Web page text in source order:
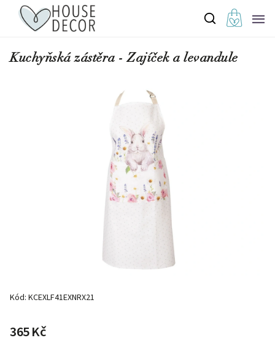
Kuchyňská zástěra - Zajíček a levandule
Kód: KCEXLF41EXNRX21
365 Kč